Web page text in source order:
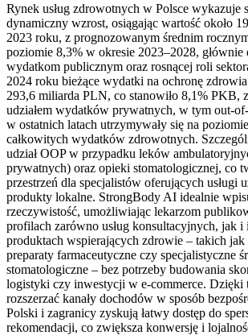
Rynek usług zdrowotnych w Polsce wykazuje
dynamiczny wzrost, osiągając wartość około
2023 roku, z prognozowanym średnim
poziomie 8,3% w okresie 2023–2028,
wydatkom publicznym oraz rosnącej roli
2024 roku bieżące wydatki na ochronę
293,6 miliarda PLN, co stanowiło 8,1% PKB,
udziałem wydatków prywatnych, w tym out-
w ostatnich latach utrzymywały się na
całkowitych wydatków zdrowotnych.
udział OOP w przypadku leków
prywatnych) oraz opieki stomatologicznej, co
przestrzeń dla specjalistów oferujących usługi
produkty lokalne. StrongBody AI idealnie
rzeczywistość, umożliwiając lekarzom
profilach zarówno usług konsultacyjnych, jak
produktach wspierających zdrowie – takich jak
preparaty farmaceutyczne czy specjalistyczne
stomatologiczne – bez potrzeby budowania
logistyki czy inwestycji w e-commerce. Dzięki
rozszerzać kanały dochodów w sposób
Polski i zagranicy zyskują łatwy dostęp do
rekomendacji, co zwiększa konwersję i